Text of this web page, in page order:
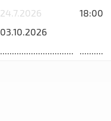
24.7.2026
18:00
03.10.2026
............................... ..........